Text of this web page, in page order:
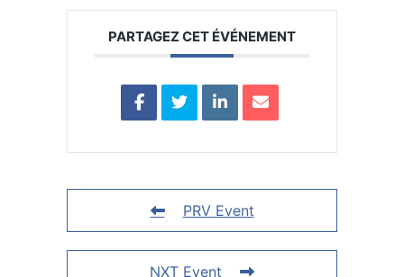
PARTAGEZ CET ÉVÉNEMENT
PRV Event
NXT Event